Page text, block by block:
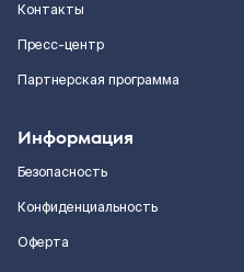
Контакты
Пресс-центр
Партнерская программа
Информация
Безопасность
Конфиденциальность
Оферта